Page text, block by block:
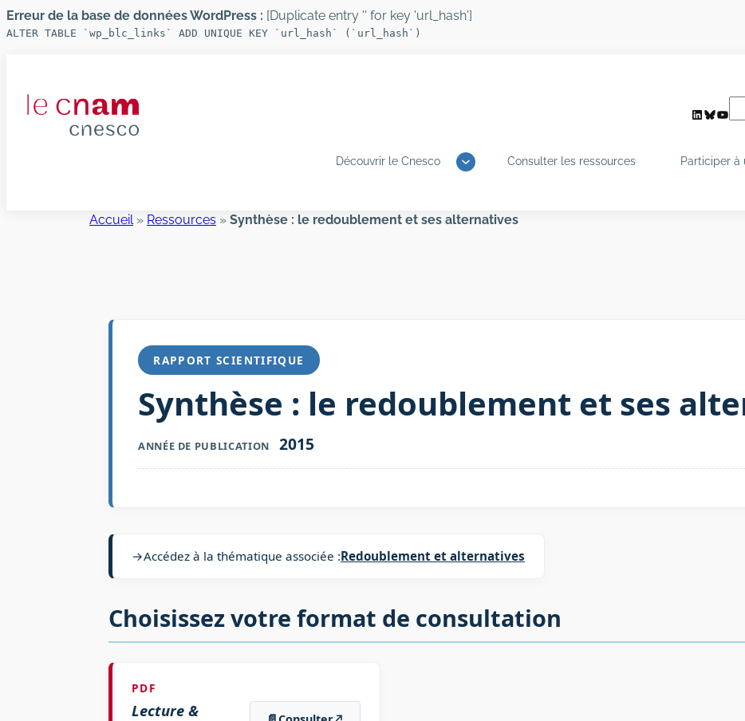
Erreur de la base de données WordPress : [Duplicate entry '' for key 'url_hash']
ALTER TABLE `wp_blc_links` ADD UNIQUE KEY `url_hash` (`url_hash`)
contenu
LinkedIn
Bluesky
Découvrir le Cnesco Consulter les ressources Participer à
Accueil» Ressources » Synthèse : le redoublement et ses alternatives
RAPPORT SCIENTIFIQUE
Synthèse : le redoublement et ses
ANNÉE DE PUBLICATION 2015
→Accédez à la thématique associée :Redoublement et alternatives
Choisissez votre format de consultation
PDF
Lecture &